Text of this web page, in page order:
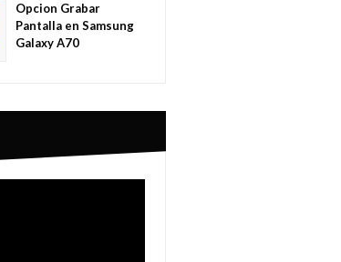
Opcion Grabar
Pantalla en Samsung
Galaxy A70